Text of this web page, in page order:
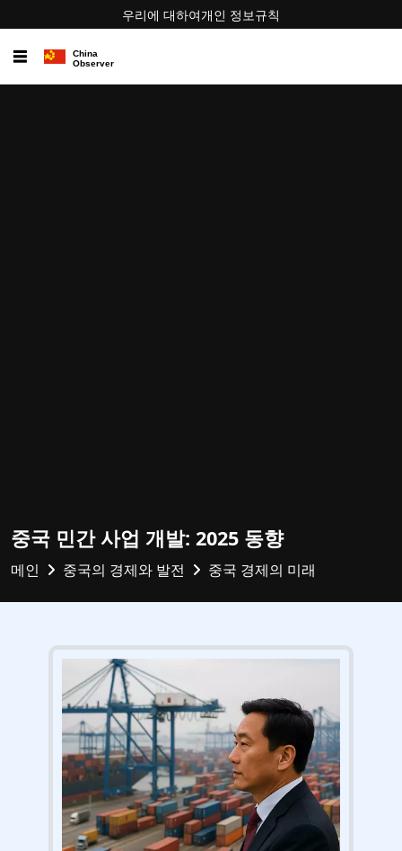
우리에 대하여개인 정보규칙
☰
중국 민간 사업 개발: 2025 동향
메인 중국의 경제와 발전 중국 경제의 미래